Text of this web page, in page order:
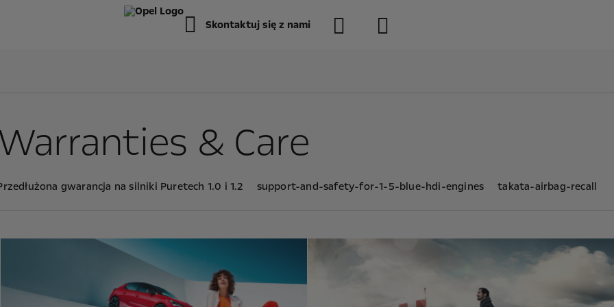
Skontaktuj się z nami
& Care
gwarancja na silniki Puretech 1.0 i 1.2 support-and-safety-for-1-5-blue-hdi-engines takata-airbag-recall